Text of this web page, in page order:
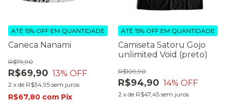
Caneca Nanami
R$69,90
R$79,90
13% OFF
2 x de R$34,95 sem juros
ATÉ 15% OFF EM QUANTIDADE
R$67,80 com Pix
Camiseta Satoru Gojo
unlimited Void (preto)
R$94,90
R$109,90
14% OFF
2 x de R$47,45 sem juros
ATÉ 15% OFF EM QUANTIDADE